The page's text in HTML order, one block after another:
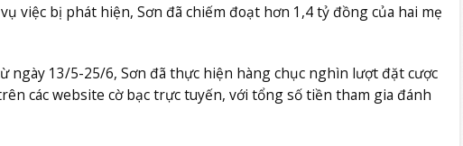
việc bị phát hiện, Sơn đã chiếm đoạt hơn 1,4 tỷ đồng của hai mẹ
ngày 13/5-25/6, Sơn đã thực hiện hàng chục nghìn lượt đặt cược
các website cờ bạc trực tuyến, với tổng số tiền tham gia đánh